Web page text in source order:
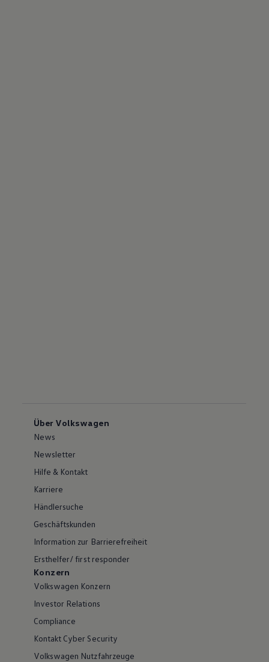
Über Volkswagen
News
Newsletter
Hilfe & Kontakt
Karriere
Händlersuche
Geschäftskunden
Information zur Barrierefreiheit
Ersthelfer/ first responder
Konzern
Volkswagen Konzern
Investor Relations
Compliance
Kontakt Cyber Security
Volkswagen Nutzfahrzeuge